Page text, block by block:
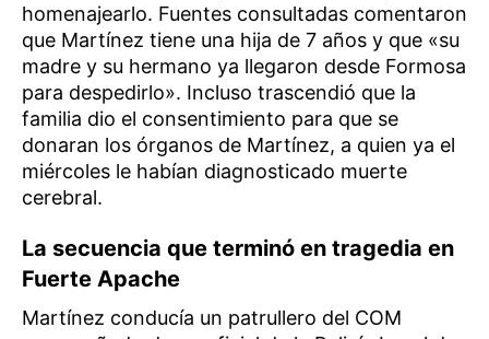
homenajearlo. Fuentes consultadas comentaron
que Martínez tiene una hija de 7 años y que «su
madre y su hermano ya llegaron desde Formosa
para despedirlo». Incluso trascendió que la
familia dio el consentimiento para que se
donaran los órganos de Martínez, a quien ya el
miércoles le habían diagnosticado muerte
cerebral.
La secuencia que terminó en tragedia en
Fuerte Apache
Martínez conducía un patrullero del COM